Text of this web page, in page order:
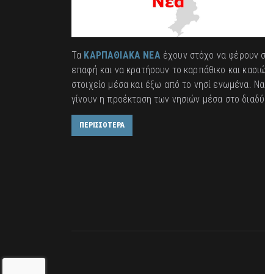
Τα ΚΑΡΠΑΘΙΑΚΑ ΝΕΑ έχουν στόχο να φέρουν
επαφή και να κρατήσουν το καρπάθικο και
στοιχείο μέσα και έξω από το νησί ενωμένα. Να
γίνουν η προέκταση των νησιών μέσα στο
ΠΕΡΙΣΣΟΤΕΡΑ